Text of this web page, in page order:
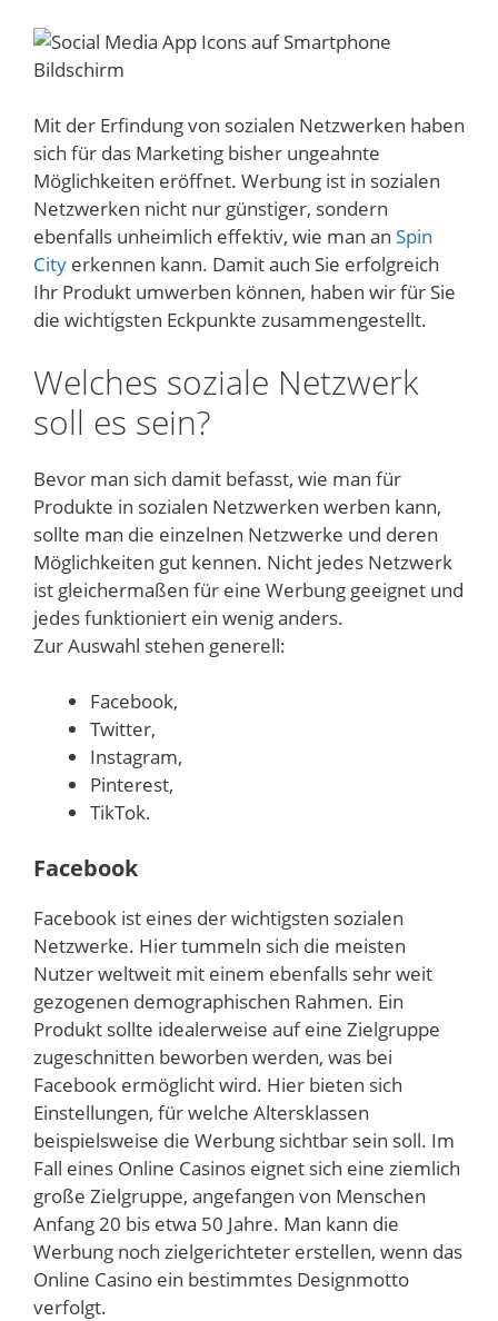
Mit der Erfindung von sozialen Netzwerken haben
sich für das Marketing bisher ungeahnte
Möglichkeiten eröffnet. Werbung ist in sozialen
Netzwerken nicht nur günstiger, sondern
ebenfalls unheimlich effektiv, wie man an Spin
City erkennen kann. Damit auch Sie erfolgreich
Ihr Produkt umwerben können, haben wir für Sie
die wichtigsten Eckpunkte zusammengestellt.
Welches soziale Netzwerk
soll es sein?
Bevor man sich damit befasst, wie man für
Produkte in sozialen Netzwerken werben kann,
sollte man die einzelnen Netzwerke und deren
Möglichkeiten gut kennen. Nicht jedes Netzwerk
ist gleichermaßen für eine Werbung geeignet und
jedes funktioniert ein wenig anders.
Zur Auswahl stehen generell:
Facebook,
Twitter,
Instagram,
Pinterest,
TikTok.
Facebook
Facebook ist eines der wichtigsten sozialen
Netzwerke. Hier tummeln sich die meisten
Nutzer weltweit mit einem ebenfalls sehr weit
gezogenen demographischen Rahmen. Ein
Produkt sollte idealerweise auf eine Zielgruppe
zugeschnitten beworben werden, was bei
Facebook ermöglicht wird. Hier bieten sich
Einstellungen, für welche Altersklassen
beispielsweise die Werbung sichtbar sein soll. Im
Fall eines Online Casinos eignet sich eine ziemlich
große Zielgruppe, angefangen von Menschen
Anfang 20 bis etwa 50 Jahre. Man kann die
Werbung noch zielgerichteter erstellen, wenn das
Online Casino ein bestimmtes Designmotto
verfolgt.